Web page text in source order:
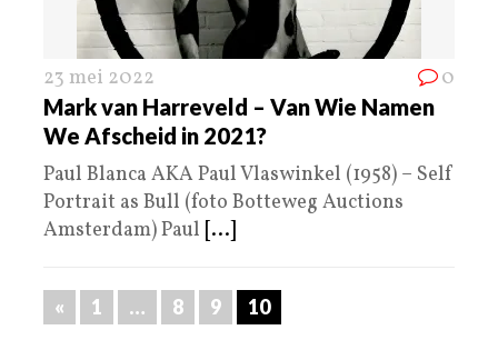
23 mei 2022 0
Mark van Harreveld – Van Wie Namen
We Afscheid in 2021?
Paul Blanca AKA Paul Vlaswinkel (1958) – Self
Portrait as Bull (foto Botteweg Auctions
Amsterdam) Paul [...]
« 1 … 8 9 10